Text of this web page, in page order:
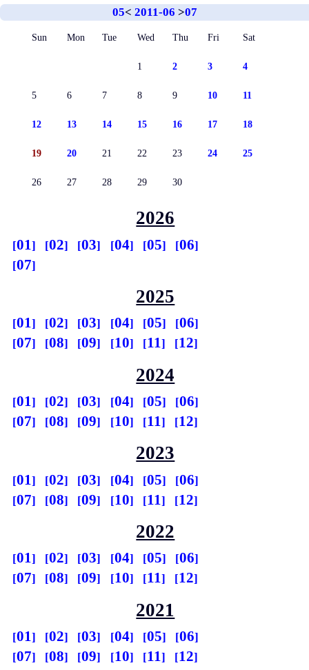
05< 2011-06 >07
Sun Mon Tue Wed Thu Fri Sat
1 2 3 4
5 6 7 8 9 10 11
12 13 14 15 16 17 18
19 20 21 22 23 24 25
26 27 28 29 30
2026
01 02 03 04 05
06
07
2025
01 02 03 04 05
06
07
08 09 10 11 12
2024
01 02 03 04 05
06
07
08 09 10 11 12
2023
01 02 03 04 05
06
07
08 09 10 11 12
2022
01 02 03 04 05
06
07
08 09 10 11 12
2021
01 02 03 04 05
06
07
08 09 10 11 12